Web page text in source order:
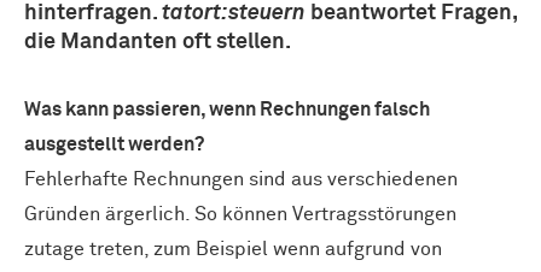
hinterfragen. tatort:steuern beantwortet Fragen,
die Mandanten oft stellen.
Was kann passieren, wenn Rechnungen falsch
ausgestellt werden?
Fehlerhafte Rechnungen sind aus verschiedenen
Gründen ärgerlich. So können Vertragsstörungen
zutage treten, zum Beispiel wenn aufgrund von